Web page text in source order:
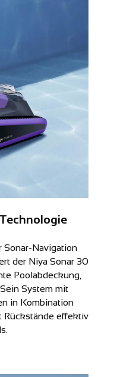
Navigation
der Niya Sonar 30
Poolabdeckung,
System mit
in Kombination
Rückstände effektiv